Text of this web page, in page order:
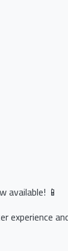
available! 📱
experience